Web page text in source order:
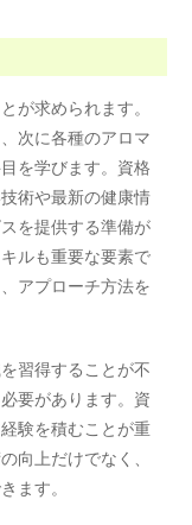
が求められます。
次に各種のアロマ
を学びます。資格
術や最新の健康情
を提供する準備が
ルも重要な要素で
アプローチ方法を
習得することが不
要があります。資
験を積むことが重
向上だけでなく、
ます。